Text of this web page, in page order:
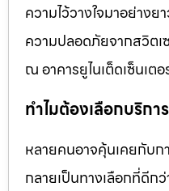
ความไว้วางใจมาอย่าง
ความปลอดภัยจากสวิต
ณ อาคารยูไนเต็ดเซ็นเต
ทำไมต้องเลือกบริก
หลายคนอาจคุ้นเคยกับก
กลายเป็นทางเลือกที่ดีกว่